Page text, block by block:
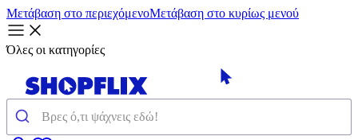
Μετάβαση στο περιεχόμενοΜετάβαση στο κυρίως μενού
Όλες οι κατηγορίες